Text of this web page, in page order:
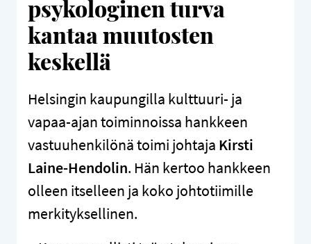
psykologinen turva
kantaa muutosten
keskellä
Helsingin kaupungilla kulttuuri- ja
vapaa-ajan toiminnoissa hankkeen
vastuuhenkilönä toimi johtaja Kirsti
Laine-Hendolin. Hän kertoo hankkeen
olleen itselleen ja koko johtotiimille
merkityksellinen.